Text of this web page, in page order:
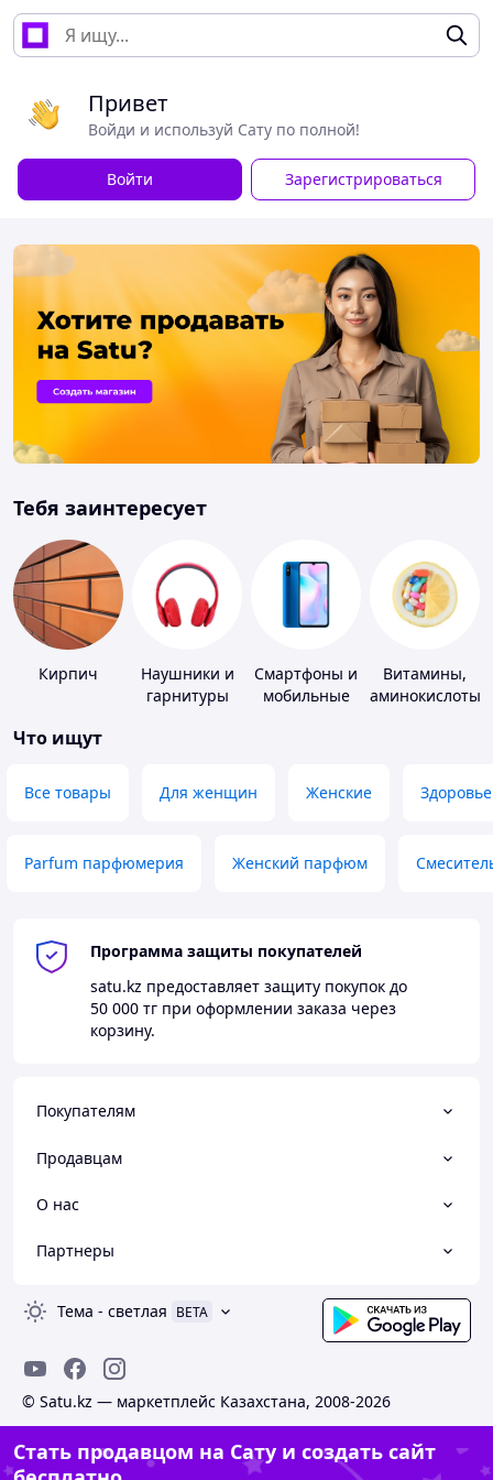
Привет
Войди и используй Сату по полной!
Войти Зарегистрироваться
Тебя заинтересует
Кирпич
Наушники и
гарнитуры
Смартфоны и
мобильные
Витамины,
аминокислоты
Что ищут
Все товары Для женщин Женские Здоровье
Parfum парфюмерия Женский парфюм
Программа защиты покупателей
satu.kz предоставляет защиту покупок до
50 000 тг при оформлении заказа через
корзину.
Покупателям
Продавцам
О нас
Партнеры
Тема - светлая BETA
© Satu.kz — маркетплейс Казахстана, 2008-2026
Стать продавцом на Сату и создать сайт